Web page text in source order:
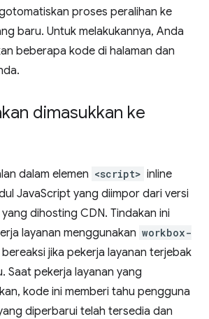
proses peralihan ke
baru. Untuk melakukannya, Anda
beberapa kode di halaman dan
dimasukkan ke
dalam elemen <script> inline
JavaScript yang diimpor dari versi
yang dihosting CDN. Tindakan ini
layanan menggunakan workbox-
jika pekerja layanan terjebak
Saat pekerja layanan yang
kode ini memberi tahu pengguna
diperbarui telah tersedia dan